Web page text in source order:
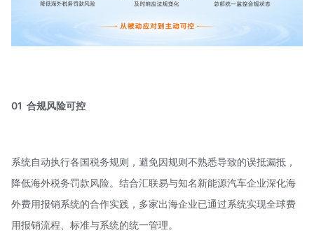
01 合规风险可控
系统自动执行各国税务规则，避免因规则不熟悉导致的误抵漏抵，
降低海外税务罚款风险。结合汇联易与知名新能源汽车企业深化海
外费用报销系统的合作实践，多家出海企业已通过系统实现全球费
用报销流程、标准与系统的统一管理。